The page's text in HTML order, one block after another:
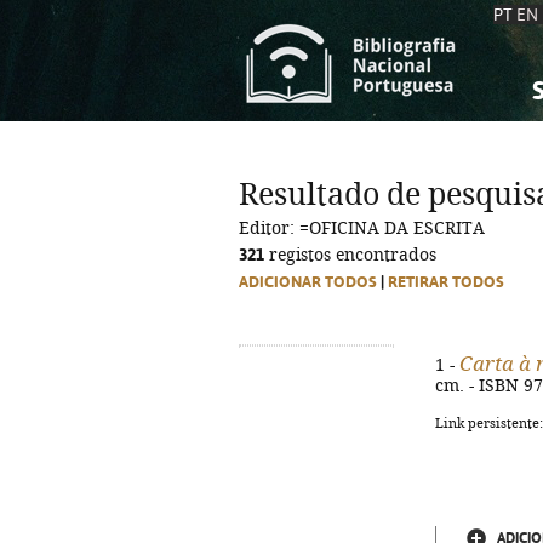
PT EN
Resultado de
Editor: =OFICINA DA ESCRITA
321 registos encontrados
ADICIONAR TODOS RETIRAR TODOS
1 - Carta à
cm. - ISBN
Link